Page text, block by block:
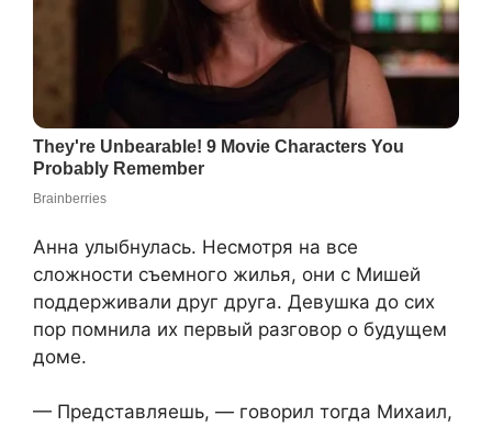
Анна улыбнулась. Несмотря на все
сложности съемного жилья, они с Мишей
поддерживали друг друга. Девушка до сих
пор помнила их первый разговор о будущем
доме.
— Представляешь, — говорил тогда Михаил,